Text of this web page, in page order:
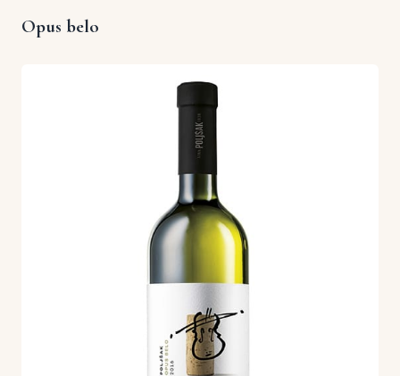
Opus belo